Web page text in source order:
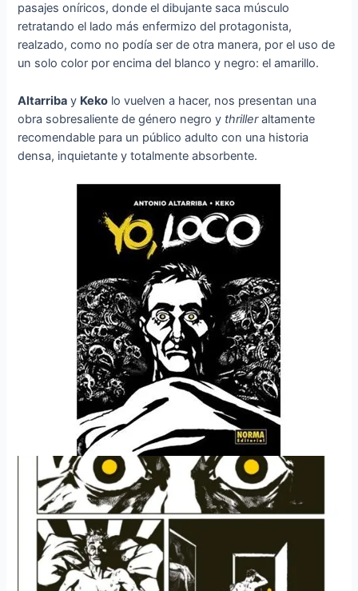
pasajes oníricos, donde el dibujante saca músculo
retratando el lado más enfermizo del protagonista,
realzado, como no podía ser de otra manera, por el uso de
un solo color por encima del blanco y negro: el amarillo.
Altarriba y Keko lo vuelven a hacer, nos presentan una
obra sobresaliente de género negro y thrilleraltamente
recomendable para un público adulto con una historia
densa, inquietante y totalmente absorbente.